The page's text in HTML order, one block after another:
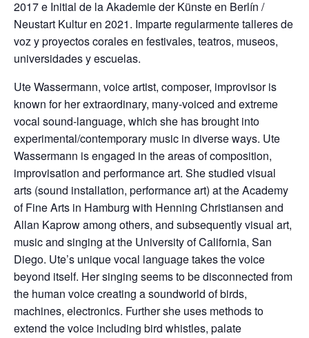
2017 e Initial de la Akademie der Künste en Berlín /
Neustart Kultur en 2021. Imparte regularmente talleres de
voz y proyectos corales en festivales, teatros, museos,
universidades y escuelas.
Ute Wassermann, voice artist, composer, improvisor is
known for her extraordinary, many-voiced and extreme
vocal sound-language, which she has brought into
experimental/contemporary music in diverse ways. Ute
Wassermann is engaged in the areas of composition,
improvisation and performance art. She studied visual
arts (sound installation, performance art) at the Academy
of Fine Arts in Hamburg with Henning Christiansen and
Allan Kaprow among others, and subsequently visual art,
music and singing at the University of California, San
Diego. Ute’s unique vocal language takes the voice
beyond itself. Her singing seems to be disconnected from
the human voice creating a soundworld of birds,
machines, electronics. Further she uses methods to
extend the voice including bird whistles, palate